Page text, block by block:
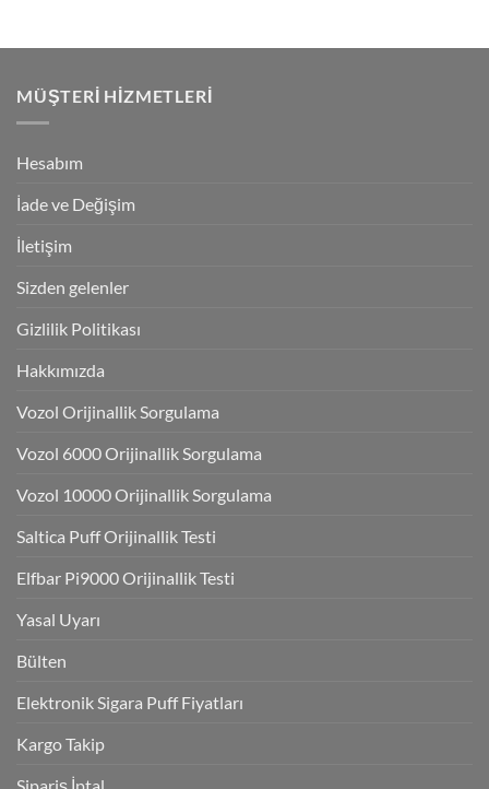
MÜŞTERI HIZMETLERI
Hesabım
İade ve Değişim
İletişim
Sizden gelenler
Gizlilik Politikası
Hakkımızda
Vozol Orijinallik Sorgulama
Vozol 6000 Orijinallik Sorgulama
Vozol 10000 Orijinallik Sorgulama
Saltica Puff Orijinallik Testi
Elfbar Pi9000 Orijinallik Testi
Yasal Uyarı
Bülten
Elektronik Sigara Puff Fiyatları
Kargo Takip